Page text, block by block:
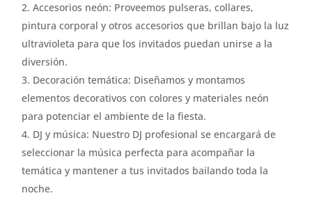
Accesorios neón: Proveemos pulseras, collares,
pintura corporal y otros accesorios que brillan bajo la luz
ultravioleta para que los invitados puedan unirse a la
diversión.
Decoración temática: Diseñamos y montamos
elementos decorativos con colores y materiales neón
para potenciar el ambiente de la fiesta.
DJ y música: Nuestro DJ profesional se encargará de
seleccionar la música perfecta para acompañar la
temática y mantener a tus invitados bailando toda la
noche.